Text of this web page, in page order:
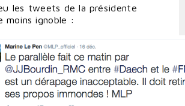
les tweets de la présidente
moins ignoble :